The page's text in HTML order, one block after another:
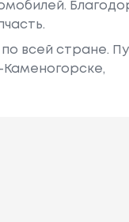
всей стране.
Каменогорске,